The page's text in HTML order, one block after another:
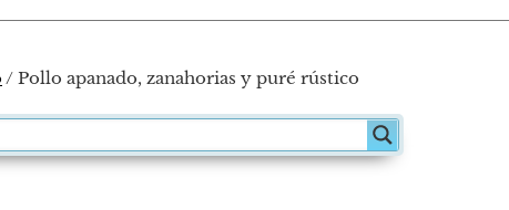
/ Pollo apanado, zanahorias y puré rústico